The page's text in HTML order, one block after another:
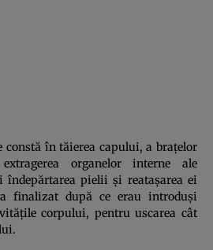
constă în tăierea capului, a braţelor
organelor interne ale
îndepărtarea pielii şi reataşarea ei
finalizat după ce erau introduşi
corpului, pentru uscarea cât